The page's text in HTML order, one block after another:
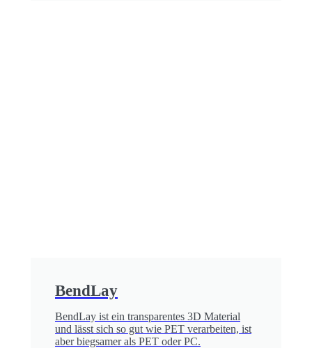
BendLay
BendLay ist ein transparentes 3D Material
und lässt sich so gut wie PET verarbeiten, ist
aber biegsamer als PET oder PC.